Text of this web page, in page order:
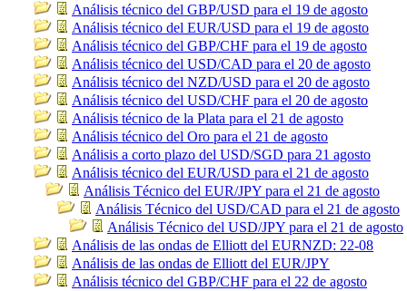
Análisis técnico del GBP/USD para el 19 de agosto
Análisis técnico del EUR/USD para el 19 de agosto
Análisis técnico del GBP/CHF para el 19 de agosto
Análisis técnico del USD/CAD para el 20 de agosto
Análisis técnico del NZD/USD para el 20 de agosto
Análisis técnico del USD/CHF para el 20 de agosto
Análisis técnico de la Plata para el 21 de agosto
Análisis técnico del Oro para el 21 de agosto
Análisis a corto plazo del USD/SGD para 21 agosto
Análisis técnico del EUR/USD para el 21 de agosto
Análisis Técnico del EUR/JPY para el 21 de agosto
Análisis Técnico del USD/CAD para el 21 de agosto
Análisis Técnico del USD/JPY para el 21 de agosto
Análisis de las ondas de Elliott del EURNZD: 22-08
Análisis de las ondas de Elliott del EUR/JPY
Análisis técnico del GBP/CHF para el 22 de agosto